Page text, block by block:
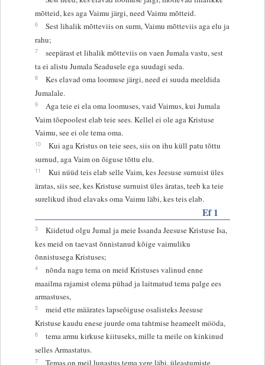
mõtteid, kes aga Vaimu järgi, need Vaimu mõtteid.
6
Sest lihalik mõtteviis on surm, Vaimu mõtteviis aga elu ja
rahu;
7
seepärast et lihalik mõtteviis on vaen Jumala vastu, sest
ta ei alistu Jumala Seadusele ega suudagi seda.
8
Kes elavad oma loomuse järgi, need ei suuda meeldida
Jumalale.
9
Aga teie ei ela oma loomuses, vaid Vaimus, kui Jumala
Vaim tõepoolest elab teie sees. Kellel ei ole aga Kristuse
Vaimu, see ei ole tema oma.
10
Kui aga Kristus on teie sees, siis on ihu küll patu tõttu
surnud, aga Vaim on õiguse tõttu elu.
11
Kui nüüd teis elab selle Vaim, kes Jeesuse surnuist üles
äratas, siis see, kes Kristuse surnuist üles äratas, teeb ka teie
surelikud ihud elavaks oma Vaimu läbi, kes teis elab.
Ef 1
3
Kiidetud olgu Jumal ja meie Issanda Jeesuse Kristuse Isa,
kes meid on taevast õnnistanud kõige vaimuliku
õnnistusega Kristuses;
4
nõnda nagu tema on meid Kristuses valinud enne
maailma rajamist olema pühad ja laitmatud tema palge ees
armastuses,
5
meid ette määrates lapseõiguse osalisteks Jeesuse
Kristuse kaudu enese juurde oma tahtmise heameelt mööda,
6
tema armu kirkuse kiituseks, mille ta meile on kinkinud
selles Armastatus.
7
Temas on meil lunastus tema vere läbi, üleastumiste